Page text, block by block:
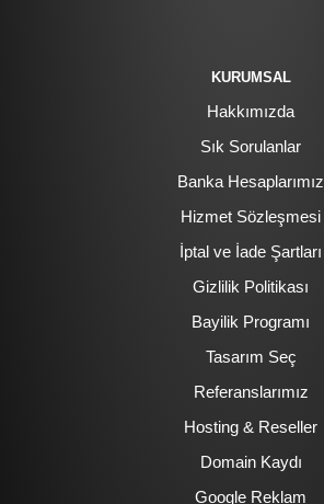
KURUMSAL
Hakkımızda
Sık Sorulanlar
Banka Hesaplarımız
Hizmet Sözleşmesi
İptal ve İade Şartları
Gizlilik Politikası
Bayilik Programı
Tasarım Seç
Referanslarımız
Hosting & Reseller
Domain Kaydı
Google Reklam